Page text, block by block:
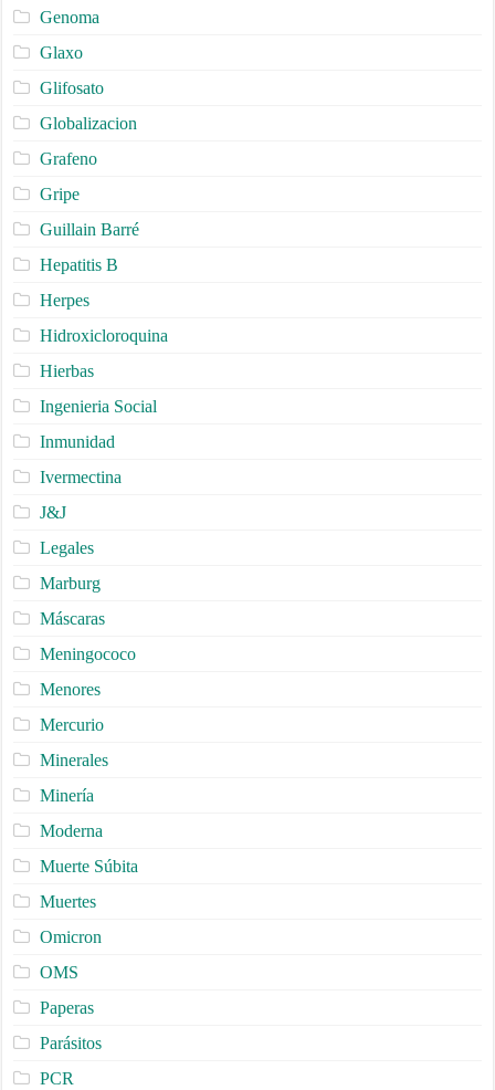
Genoma
Glaxo
Glifosato
Globalizacion
Grafeno
Gripe
Guillain Barré
Hepatitis B
Herpes
Hidroxicloroquina
Hierbas
Ingenieria Social
Inmunidad
Ivermectina
J&J
Legales
Marburg
Máscaras
Meningococo
Menores
Mercurio
Minerales
Minería
Moderna
Muerte Súbita
Muertes
Omicron
OMS
Paperas
Parásitos
PCR